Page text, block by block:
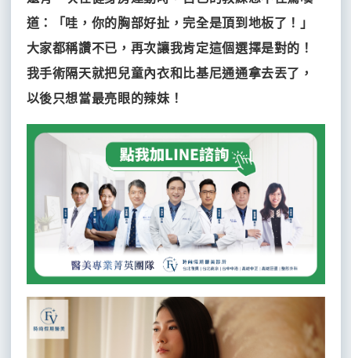
道：「哇，你的胸部好扯，完全是頂到地板了！」
大家都稱讚不已，再次讓我肯定這個選擇是對的！
我手術隔天就把兒童內衣和比基尼通通拿去丟了，
以後只想當最亮眼的辣妹！